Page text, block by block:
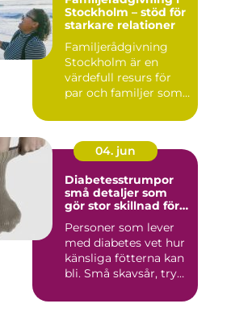
Stockholm – stöd för
starkare relationer
Familjerådgivning
Stockholm är en
värdefull resurs för
par och familjer som
04. jun
Diabetesstrumpor
små detaljer som
gör stor skillnad för
Personer som lever
med diabetes vet hur
känsliga fötterna kan
bli. Små skavsår, tryck